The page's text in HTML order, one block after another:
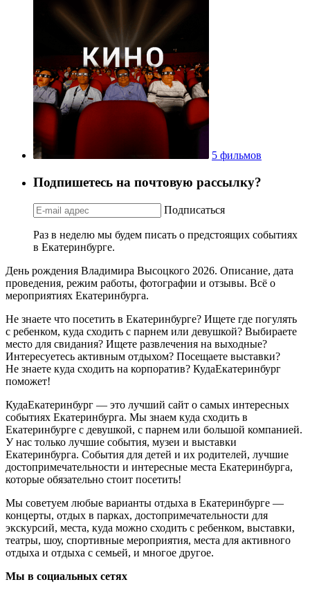
5 фильмов
Подпишетесь на почтовую рассылку?
Подписаться
Раз в неделю мы будем писать о предстоящих событиях
в Екатеринбурге.
День рождения Владимира Высоцкого 2026. Описание, дата
проведения, режим работы, фотографии и отзывы. Всё о
мероприятиях Екатеринбурга.
Не знаете что посетить в Екатеринбурге? Ищете где погулять
с ребенком, куда сходить с парнем или девушкой? Выбираете
место для свидания? Ищете развлечения на выходные?
Интересуетесь активным отдыхом? Посещаете выставки?
Не знаете куда сходить на корпоратив? КудаЕкатеринбург
поможет!
КудаЕкатеринбург — это лучший сайт о самых интересных
событиях Екатеринбурга. Мы знаем куда сходить в
Екатеринбурге с девушкой, с парнем или большой компанией.
У нас только лучшие события, музеи и выставки
Екатеринбурга. События для детей и их родителей, лучшие
достопримечательности и интересные места Екатеринбурга,
которые обязательно стоит посетить!
Мы советуем любые варианты отдыха в Екатеринбурге —
концерты, отдых в парках, достопримечательности для
экскурсий, места, куда можно сходить с ребенком, выставки,
театры, шоу, спортивные мероприятия, места для активного
отдыха и отдыха с семьей, и многое другое.
Мы в социальных сетях